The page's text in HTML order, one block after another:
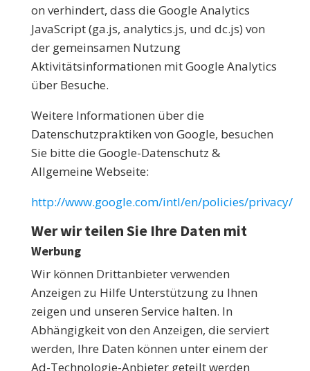
on verhindert, dass die Google Analytics
JavaScript (ga.js, analytics.js, und dc.js) von
der gemeinsamen Nutzung
Aktivitätsinformationen mit Google Analytics
über Besuche.
Weitere Informationen über die
Datenschutzpraktiken von Google, besuchen
Sie bitte die Google-Datenschutz &
Allgemeine Webseite:
http://www.google.com/intl/en/policies/privacy/
Wer wir teilen Sie Ihre Daten mit
Werbung
Wir können Drittanbieter verwenden
Anzeigen zu Hilfe Unterstützung zu Ihnen
zeigen und unseren Service halten. In
Abhängigkeit von den Anzeigen, die serviert
werden, Ihre Daten können unter einem der
Ad-Technologie-Anbieter geteilt werden